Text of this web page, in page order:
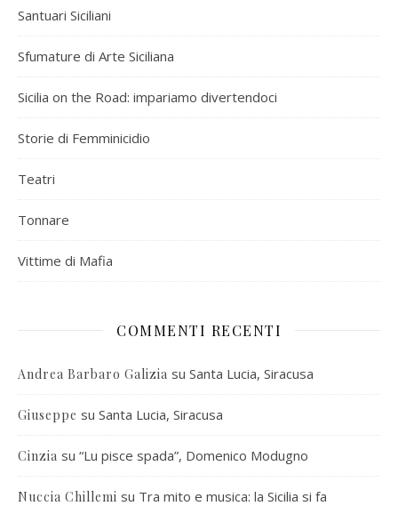
Santuari Siciliani
Sfumature di Arte Siciliana
Sicilia on the Road: impariamo divertendoci
Storie di Femminicidio
Teatri
Tonnare
Vittime di Mafia
COMMENTI RECENTI
Andrea Barbaro Galizia su Santa Lucia, Siracusa
Giuseppe su Santa Lucia, Siracusa
Cinzia su “Lu pisce spada”, Domenico Modugno
Nuccia Chillemi su Tra mito e musica: la Sicilia si fa